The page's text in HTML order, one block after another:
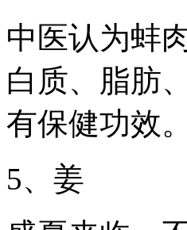
中医认为蚌
白质、脂肪
有保健功效。
5、姜